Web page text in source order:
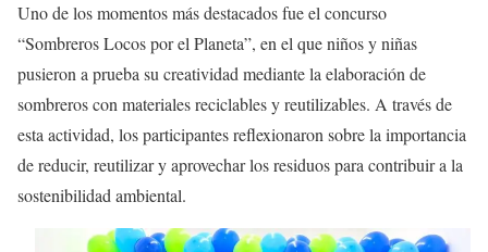
Uno de los momentos más destacados fue el concurso
“Sombreros Locos por el Planeta”, en el que niños y niñas
pusieron a prueba su creatividad mediante la elaboración de
sombreros con materiales reciclables y reutilizables. A través de
esta actividad, los participantes reflexionaron sobre la importancia
de reducir, reutilizar y aprovechar los residuos para contribuir a la
sostenibilidad ambiental.